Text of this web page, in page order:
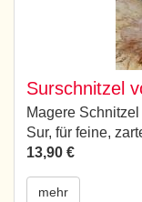
Surschnitzel
Magere
Sur, für feine,
13,90 €
mehr